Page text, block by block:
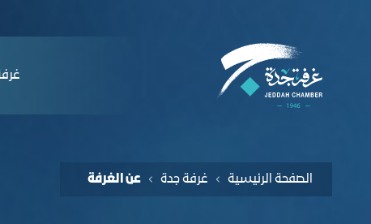
الصفحة الرئيسية ﻏﺮﻓﺔ ﺟﺪة ﻋﻦ اﻟﻐﺮﻓﺔ